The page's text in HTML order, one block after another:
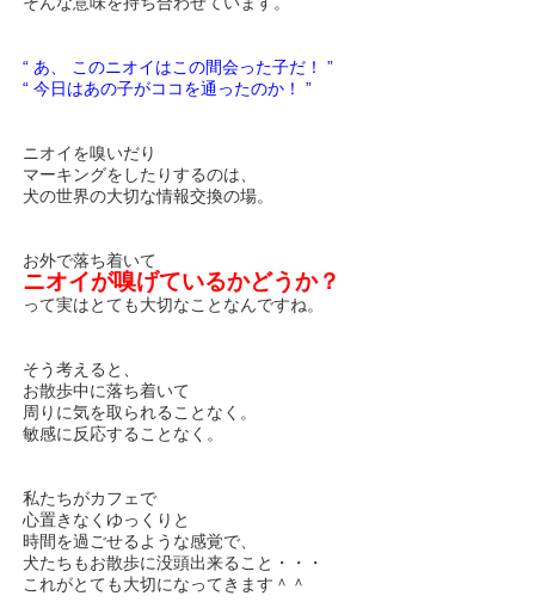
“ あ、 このニオイはこの間会った子だ！ ”
“ 今日はあの子がココを通ったのか！ ”
ニオイを嗅いだり
マーキングをしたりするのは、
犬の世界の大切な情報交換の場。
お外で落ち着いて
ニオイが嗅げているかどうか？
って実はとても大切なことなんですね。
そう考えると、
お散歩中に落ち着いて
周りに気を取られることなく。
敏感に反応することなく。
私たちがカフェで
心置きなくゆっくりと
時間を過ごせるような感覚で、
犬たちもお散歩に没頭出来ること・・・
これがとても大切になってきます＾＾